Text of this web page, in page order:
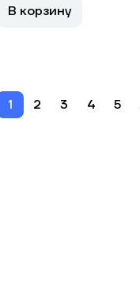
В корзину
1 2 3 4 5